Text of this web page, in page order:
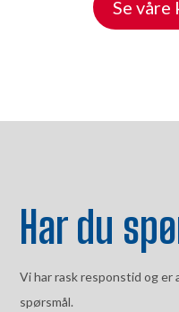
Se
Har du
​Vi har rask responstid og er
spørsmål.